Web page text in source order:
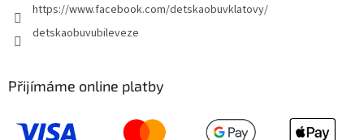
https://www.facebook.com/detskaobuvklatovy/
detskaobuvubileveze
Přijímáme online platby